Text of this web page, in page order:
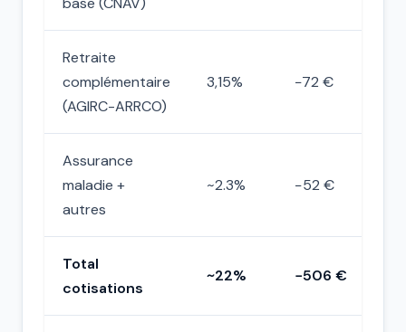
Retraite
complémentaire
(AGIRC-ARRCO)
3,15% −72 €
Assurance
maladie +
autres
~2.3% −52 €
Total
cotisations
~22% −506 €